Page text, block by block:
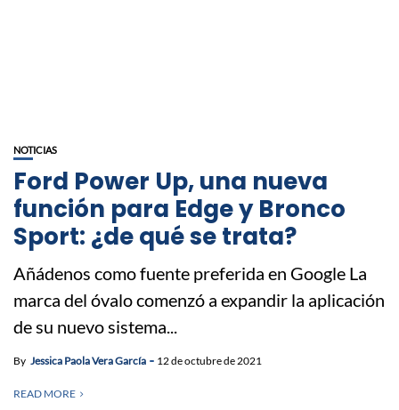
NOTICIAS
Ford Power Up, una nueva
función para Edge y Bronco
Sport: ¿de qué se trata?
Añádenos como fuente preferida en Google La
marca del óvalo comenzó a expandir la aplicación
de su nuevo sistema...
By Jessica Paola Vera García 12 de octubre de 2021
READ MORE